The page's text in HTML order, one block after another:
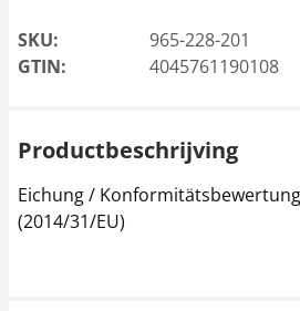
SKU:
965-228-201
GTIN:
4045761190108
Productbeschrijving
Eichung /
(2014/31/EU)